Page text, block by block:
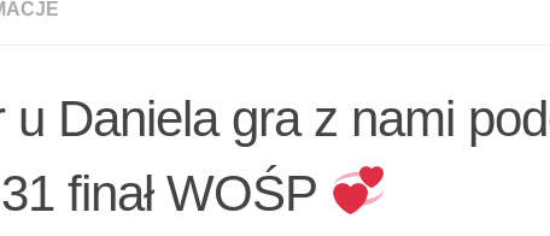
u Daniela gra z nami
31 finał WOŚP